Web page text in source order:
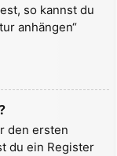
so kannst du
anhängen“
den ersten
du ein Register